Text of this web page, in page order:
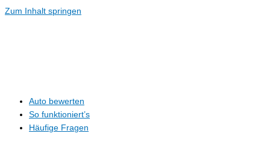
Zum Inhalt springen
Auto bewerten
So funktioniert’s
Häufige Fragen